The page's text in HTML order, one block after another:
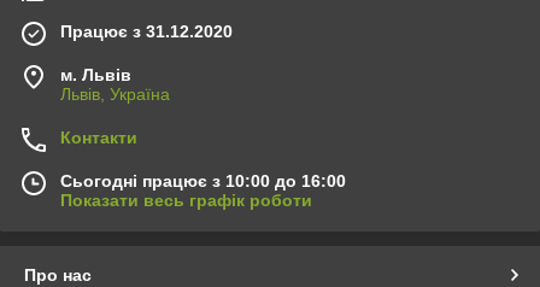
Працює з 31.12.2020
м. Львів
Львів, Україна
Контакти
Сьогодні працює з 10:00 до 16:00
Показати весь графік роботи
Про нас